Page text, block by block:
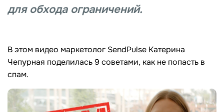
для обхода ограничений.
В этом видео маркетолог SendPulse Катерина
Чепурная поделилась 9 советами, как не попасть в
спам.